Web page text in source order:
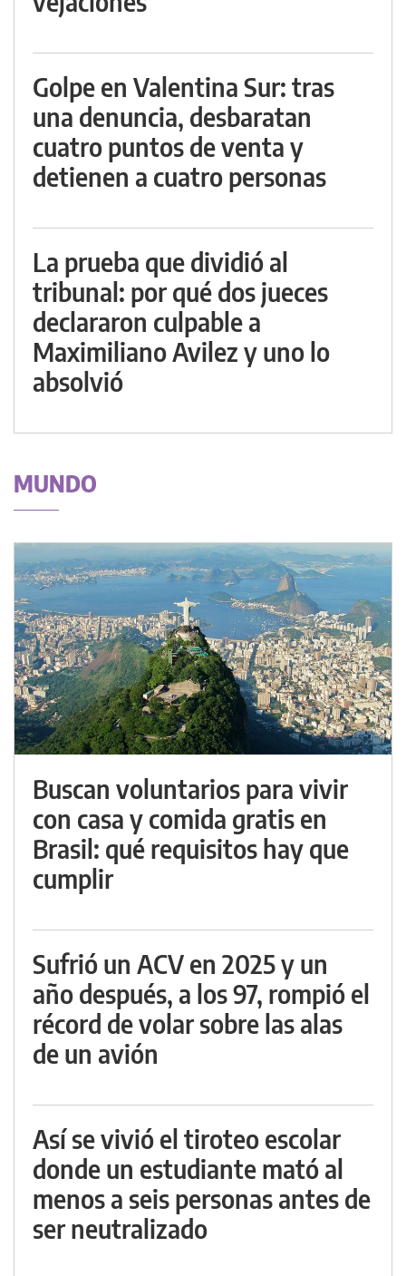
Golpe en Valentina Sur: tras
una denuncia, desbaratan
cuatro puntos de venta y
detienen a cuatro personas
La prueba que dividió al
tribunal: por qué dos jueces
declararon culpable a
Maximiliano Avilez y uno lo
absolvió
MUNDO
Buscan voluntarios para vivir
con casa y comida gratis en
Brasil: qué requisitos hay que
cumplir
Sufrió un ACV en 2025 y un
año después, a los 97, rompió el
récord de volar sobre las alas
de un avión
Así se vivió el tiroteo escolar
donde un estudiante mató al
menos a seis personas antes de
ser neutralizado